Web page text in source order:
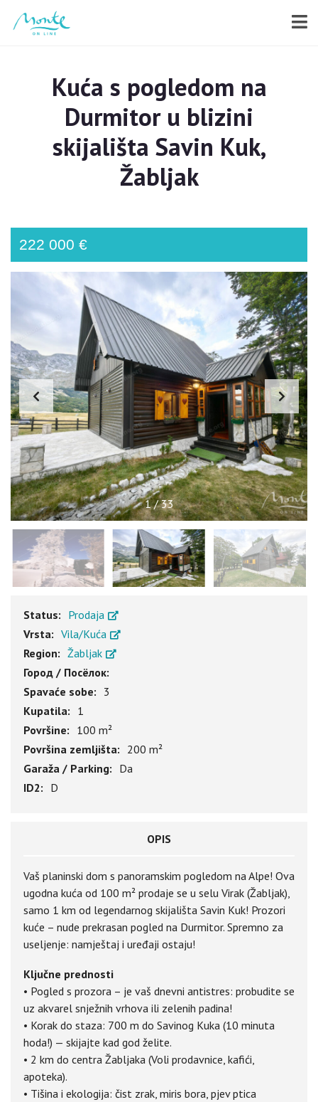
Kuća s pogledom na
Durmitor u blizini
skijališta Savin Kuk,
Žabljak
222 000 €
1/33
Status: Prodaja
Vrsta: Vila/Kuća
Region: Žabljak
Город / Посёлок:
Spavaće sobe: 3
Kupatila: 1
Površine: 100 m²
Površina zemljišta: 200 m²
Garaža / Parking: Da
ID2: D
OPIS
Vaš planinski dom s panoramskim pogledom na Alpe! Ova
ugodna kuća od 100 m² prodaje se u selu Virak (Žabljak),
samo 1 km od legendarnog skijališta Savin Kuk! Prozori
kuće – nude prekrasan pogled na Durmitor. Spremno za
useljenje: namještaj i uređaji ostaju!
Ključne prednosti
• Pogled s prozora – je vaš dnevni antistres: probudite se
uz akvarel snježnih vrhova ili zelenih padina!
• Korak do staza: 700 m do Savinog Kuka (10 minuta
hoda!) — skijajte kad god želite.
• 2 km do centra Žabljaka (Voli prodavnice, kafići,
apoteka).
• Tišina i ekologija: čist zrak, miris bora, pjev ptica